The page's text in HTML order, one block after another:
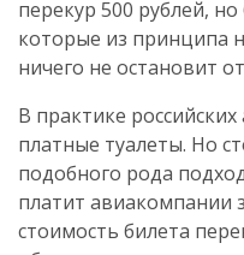
перекур 500 рублей,
которые из принципа
ничего не остановит
В практике
платные туалеты. Но
подобного рода
платит авиакомпании
стоимость билета